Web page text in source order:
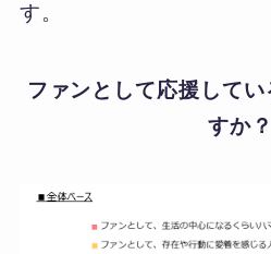
す。
ファンとして応援して
すか？